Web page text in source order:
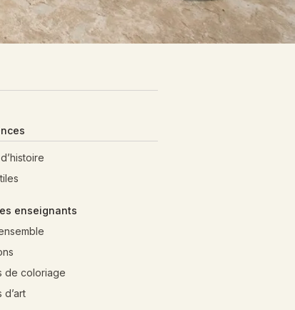
enseignants
de coloriage
d’art